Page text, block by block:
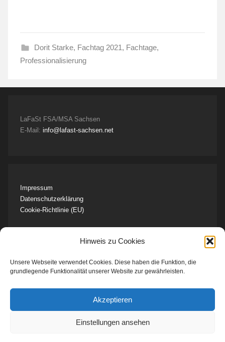
Hinweis zu Cookies
Unsere Webseite verwendet Cookies. Diese haben die Funktion, die
grundlegende Funktionalität unserer Website zur gewährleisten.
Akzeptieren
Einstellungen ansehen
Dorit Starke, Fachtag 2021, Fachtage,
Professionalisierung
LaFaSt FSA/MSA Sachsen
E-Mail: info@lafast-sachsen.net
Impressum
Datenschutzerklärung
Cookie-Richtlinie (EU)
Unser Team kontaktieren
Zur Vortragsreihe anmelden
Artikel unserer Fachtage ansehen